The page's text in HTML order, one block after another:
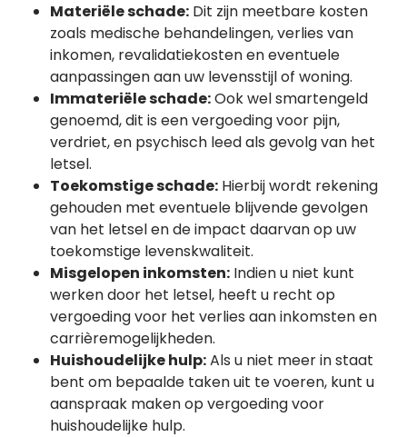
Materiële schade: Dit zijn meetbare kosten
zoals medische behandelingen, verlies van
inkomen, revalidatiekosten en eventuele
aanpassingen aan uw levensstijl of woning.
Immateriële schade:Ook wel smartengeld
genoemd, dit is een vergoeding voor pijn,
verdriet, en psychisch leed als gevolg van het
letsel.
Toekomstige schade: Hierbij wordt rekening
gehouden met eventuele blijvende gevolgen
van het letsel en de impact daarvan op uw
toekomstige levenskwaliteit.
Misgelopen inkomsten: Indien u niet kunt
werken door het letsel, heeft u recht op
vergoeding voor het verlies aan inkomsten en
carrièremogelijkheden.
Huishoudelijke hulp:Als u niet meer in staat
bent om bepaalde taken uit te voeren, kunt u
aanspraak maken op vergoeding voor
huishoudelijke hulp.